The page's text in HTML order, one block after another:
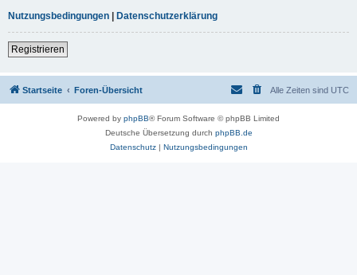
Nutzungsbedingungen | Datenschutzerklärung
Registrieren
Startseite Foren-Übersicht Alle Zeiten sind UTC
Powered by phpBB® Forum Software © phpBB Limited
Deutsche Übersetzung durch phpBB.de
Datenschutz| Nutzungsbedingungen